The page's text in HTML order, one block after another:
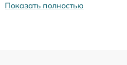
Показать полностью